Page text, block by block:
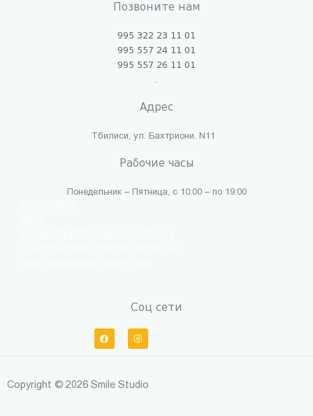
Позвоните нам
995 322 23 11 01
995 557 24 11 01
995 557 26 11 01
.
Адрес
Тбилиси, ул. Бахтриони. N11
Рабочие часы
Понедельник – Пятница, с 10:00 – по 19:00
Соц сети
F
a
c
o
k
I
n
s
r
a
Copyright © 2026 Smile Studio